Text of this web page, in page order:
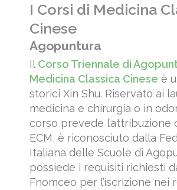
I Corsi di Medicina
Cinese
Agopuntura
Il Corso Triennale di
Medicina Classica Cinese è
storici Xin Shu. Riservato ai
medicina e chirurgia o in
corso prevede l’attribuzione
ECM, è riconosciuto dalla
Italiana delle Scuole di
possiede i requisiti richiesti
Fnomceo per l’iscrizione nei